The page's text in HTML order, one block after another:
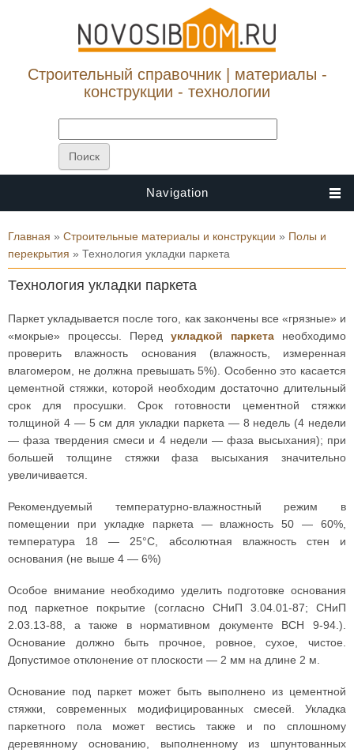
Строительный справочник | материалы -
конструкции - технологии
Navigation
Вы здесь
Главная » Строительные материалы и конструкции » Полы и
перекрытия » Технология укладки паркета
Технология укладки паркета
Паркет укладывается после того, как закончены все «грязные» и
«мокрые» процессы. Перед укладкой паркета необходимо
проверить влажность основания (влажность, измеренная
влагомером, не должна превышать 5%). Особенно это касается
цементной стяжки, которой необходим достаточно длительный
срок для просушки. Срок готовности цементной стяжки
толщиной 4 — 5 см для укладки паркета — 8 недель (4 недели
— фаза твердения смеси и 4 недели — фаза высыхания); при
большей толщине стяжки фаза высыхания значительно
увеличивается.
Рекомендуемый температурно-влажностный режим в
помещении при укладке паркета — влажность 50 — 60%,
температура 18 — 25°С, абсолютная влажность стен и
основания (не выше 4 — 6%)
Особое внимание необходимо уделить подготовке основания
под паркетное покрытие (согласно СНиП 3.04.01-87; СНиП
2.03.13-88, а также в нормативном документе ВСН 9-94.).
Основание должно быть прочное, ровное, сухое, чистое.
Допустимое отклонение от плоскости — 2 мм на длине 2 м.
Основание под паркет может быть выполнено из цементной
стяжки, современных модифицированных смесей. Укладка
паркетного пола может вестись также и по сплошному
деревянному основанию, выполненному из шпунтованных